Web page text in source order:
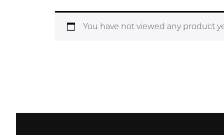
You have not viewed any product